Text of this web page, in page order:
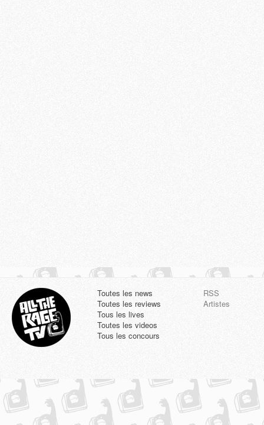
Toutes les news
Toutes les reviews
Tous les lives
Toutes les videos
Tous les concours
RSS
Artistes